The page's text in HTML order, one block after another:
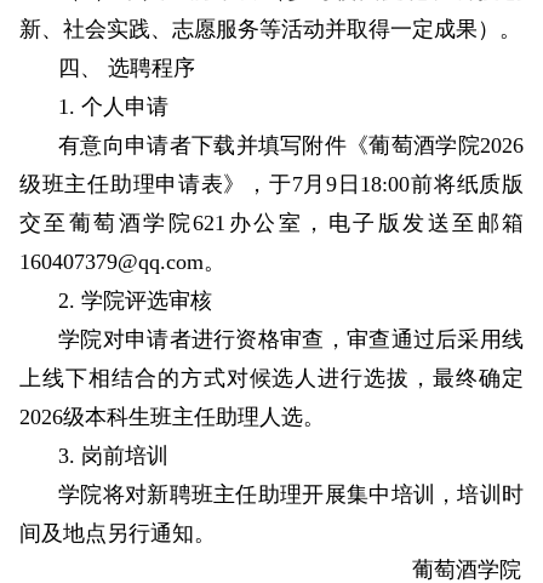
新、社会实践、志愿服务等活动并取得一定成果）。
四、 选聘程序
1. 个人申请
有意向申请者下载并填写附件《葡萄酒学院2026
级班主任助理申请表》，于7月9日18:00前将纸质版
交至葡萄酒学院621办公室，电子版发送至邮箱
160407379@qq.com。
2. 学院评选审核
学院对申请者进行资格审查，审查通过后采用线
上线下相结合的方式对候选人进行选拔，最终确定
2026级本科生班主任助理人选。
3. 岗前培训
学院将对新聘班主任助理开展集中培训，培训时
间及地点另行通知。
葡萄酒学院